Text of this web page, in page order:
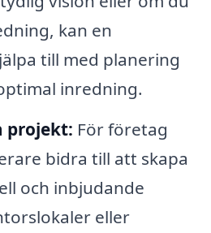
kan en
till med planering
inredning.
projekt: För företag
bidra till att skapa
och inbjudande
eller